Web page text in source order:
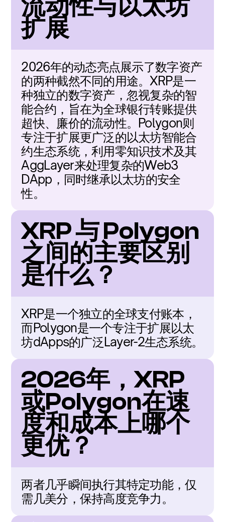
流动性与以太坊
扩展
2026年的动态亮点展示了数字资产
的两种截然不同的用途。XRP是一
种独立的数字资产，忽视复杂的智
能合约，旨在为全球银行转账提供
超快、廉价的流动性。Polygon则
专注于扩展更广泛的以太坊智能合
约生态系统，利用零知识技术及其
AggLayer来处理复杂的Web3
DApp，同时继承以太坊的安全
性。
XRP 与 Polygon
之间的主要区别
是什么？
XRP是一个独立的全球支付账本，
而Polygon是一个专注于扩展以太
坊dApps的广泛Layer-2生态系统。
2026年，XRP
或Polygon在速
度和成本上哪个
更优？
两者几乎瞬间执行其特定功能，仅
需几美分，保持高度竞争力。